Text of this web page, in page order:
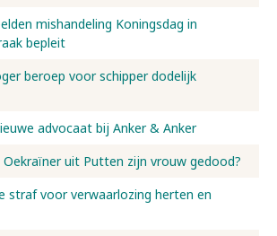
mishandeling Koningsdag in
bepleit
beroep voor schipper dodelijk
advocaat bij Anker & Anker
uit Putten zijn vrouw gedood?
straf voor verwaarlozing herten en